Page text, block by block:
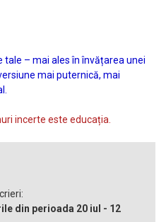
tale – mai ales în învățarea unei
mai puternică, mai
incerte este educația.
din perioada 20 iul - 12